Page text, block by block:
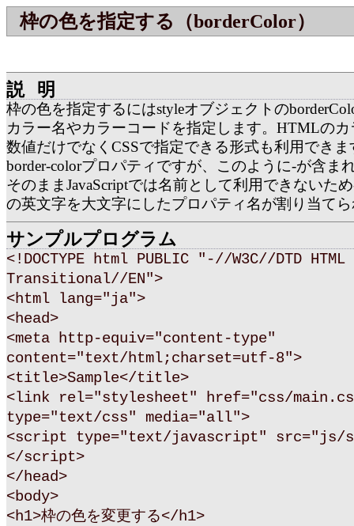
枠の色を指定する（borderColor）
説明
枠の色を指定するにはstyleオブジェクトの
カラー名やカラーコードを指定します。HTMLのカ
数値だけでなくCSSで指定できる形式も利用できま
border-colorプロパティですが、このように-が含ま
そのままJavaScriptでは名前として利用できないた
の英文字を大文字にしたプロパティ名が割り当て
サンプルプログラム
<!DOCTYPE html PUBLIC "-//W3C//DTD
Transitional//EN">
<html lang="ja">
<head>
<meta http-equiv="content-type"
content="text/html;charset=utf-8">
<title>Sample</title>
<link rel="stylesheet" href="css/
type="text/css" media="all">
<script type="text/javascript" src="js/
</script>
</head>
<body>
<h1>枠の色を変更する</h1>